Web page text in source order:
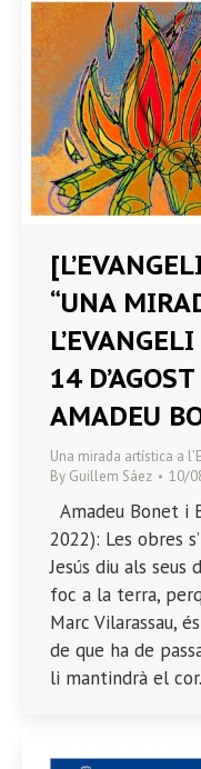
“UNA
14
AMADEU
Una mirada artística a
By Guillem Sáez 10/
Amadeu Bonet i
2022): Les obres
Jesús diu als
foc a la terra,
Marc Vilarassau,
de que ha de
li mantindrà el